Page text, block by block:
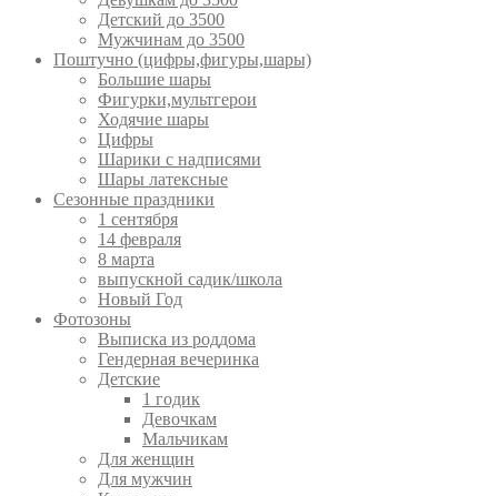
Детский до 3500
Мужчинам до 3500
Поштучно (цифры,фигуры,шары)
Большие шары
Фигурки,мультгерои
Ходячие шары
Цифры
Шарики с надписями
Шары латексные
Сезонные праздники
1 сентября
14 февраля
8 марта
выпускной садик/школа
Новый Год
Фотозоны
Выписка из роддома
Гендерная вечеринка
Детские
1 годик
Девочкам
Мальчикам
Для женщин
Для мужчин